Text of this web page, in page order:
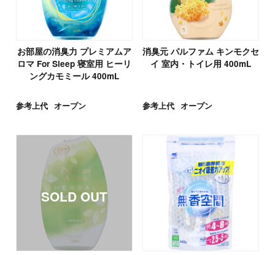
お部屋の消臭力 プレミアムア
ロマ For Sleep 寝室用 ヒーリ
ングカモミール 400mL
参考上代 オープン
消臭元 パルファム キンモクセ
イ 室内・トイレ用 400mL
参考上代 オープン